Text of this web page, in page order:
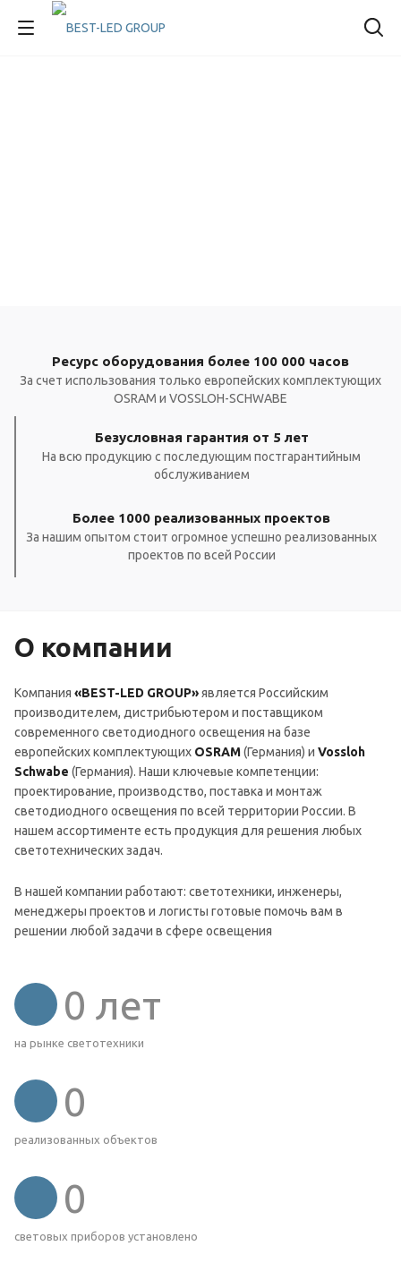
Ресурс оборудования более 100 000 часов
За счет использования только европейских комплектующих
OSRAM и VOSSLOH-SCHWABE
Безусловная гарантия от 5 лет
На всю продукцию с последующим постгарантийным
обслуживанием
Более 1000 реализованных проектов
За нашим опытом стоит огромное успешно реализованных
проектов по всей России
О компании
Компания «BEST-LED GROUP»является Российским
производителем, дистрибьютером и поставщиком
современного светодиодного освещения на базе
европейских комплектующих OSRAM(Германия) и Vossloh
Schwabe (Германия). Наши ключевые компетенции:
проектирование, производство, поставка и монтаж
светодиодного освещения по всей территории России. В
нашем ассортименте есть продукция для решения любых
светотехнических задач.
В нашей компании работают: светотехники, инженеры,
менеджеры проектов и логисты готовые помочь вам в
решении любой задачи в сфере освещения
0 лет
на рынке светотехники
0
реализованных объектов
0
световых приборов установлено